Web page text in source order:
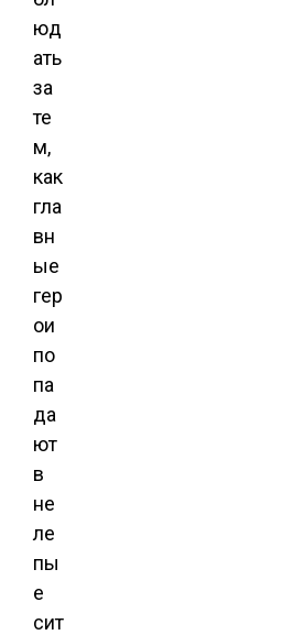
юд
ать
за
те
м,
как
гла
вн
ые
гер
ои
по
па
да
ют
в
не
ле
пы
е
сит